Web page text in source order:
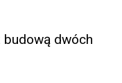
budową dwóch